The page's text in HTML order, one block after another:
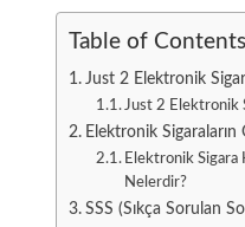
Table of Contents
Just 2 Elektronik
Just 2 Elektronik
Elektronik Sigaraların
Elektronik Sigara
Nelerdir?
SSS (Sıkça Sorulan